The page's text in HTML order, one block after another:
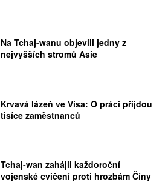
Na Tchaj-wanu objevili jedny z
nejvyšších stromů Asie
Krvavá lázeň ve Visa: O práci přijdou
tisíce zaměstnanců
Tchaj-wan zahájil každoroční
vojenské cvičení proti hrozbám Číny